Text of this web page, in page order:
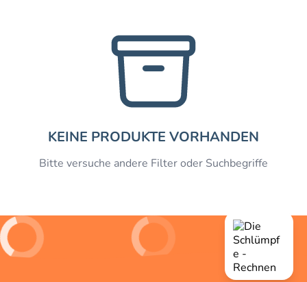
KEINE PRODUKTE VORHANDEN
Bitte versuche andere Filter oder Suchbegriffe